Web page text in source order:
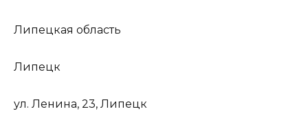
Липецкая область
Липецк
ул. Ленина, 23, Липецк